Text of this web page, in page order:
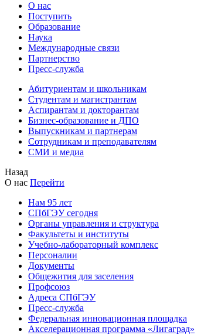
О нас
Поступить
Образование
Наука
Международные связи
Партнерство
Пресс-служба
Абитуриентам и школьникам
Студентам и магистрантам
Аспирантам и докторантам
Бизнес-образование и ДПО
Выпускникам и партнерам
Сотрудникам и преподавателям
СМИ и медиа
Назад
О нас Перейти
Нам 95 лет
СПбГЭУ сегодня
Органы управления и структура
Факультеты и институты
Учебно-лабораторный комплекс
Персоналии
Документы
Общежития для заселения
Профсоюз
Адреса СПбГЭУ
Пресс-служба
Федеральная инновационная площадка
Акселерационная программа «Лигаград»­­